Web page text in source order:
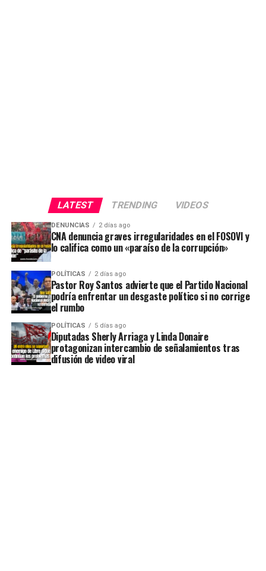
LATEST TRENDING VIDEOS
DENUNCIAS 2 días ago
CNA denuncia graves irregularidades en el FOSOVI y
lo califica como un «paraíso de la corrupción»
POLÍTICAS 2 días ago
Pastor Roy Santos advierte que el Partido Nacional
podría enfrentar un desgaste político si no corrige
el rumbo
POLÍTICAS 5 días ago
Diputadas Sherly Arriaga y Linda Donaire
protagonizan intercambio de señalamientos tras
difusión de video viral